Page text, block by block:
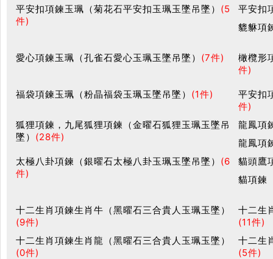
平安扣項鍊玉珮（菊花石平安扣玉珮玉墜吊墜） (5
件)
平安扣
貔貅項
愛心項鍊玉珮（孔雀石愛心玉珮玉墜吊墜） (7件)
橄欖形
件)
福袋項鍊玉珮（粉晶福袋玉珮玉墜吊墜） (1件)
平安扣
件)
狐狸項鍊，九尾狐狸項鍊（金曜石狐狸玉珮玉墜吊
墜） (28件)
龍鳳項
龍鳳項
太極八卦項鍊（銀曜石太極八卦玉珮玉墜吊墜） (6
件)
貓頭鷹
貓項鍊
十二生肖項鍊生肖牛（黑曜石三合貴人玉珮玉墜）
(9件)
十二生
(11件)
十二生肖項鍊生肖龍（黑曜石三合貴人玉珮玉墜）
(0件)
十二生
(5件)